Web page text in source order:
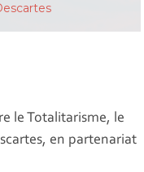
le Totalitarisme, le
en partenariat